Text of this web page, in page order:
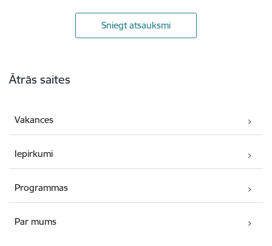
Sniegt atsauksmi
Ātrās saites
Vakances
Iepirkumi
Programmas
Par mums